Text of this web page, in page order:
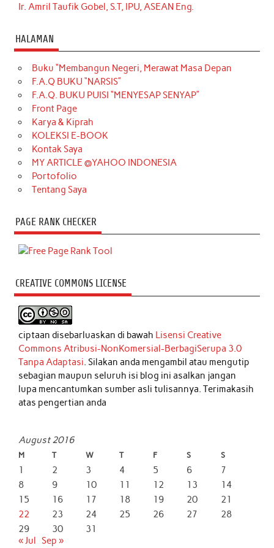
Ir. Amril Taufik Gobel, S.T, IPU, ASEAN Eng.
HALAMAN
Buku “Membangun Negeri, Merawat Masa Depan
F.A.Q BUKU “NARSIS”
F.A.Q. BUKU PUISI “MENYESAP SENYAP”
Front Page
Karya & Kiprah
KOLEKSI E-BOOK
Kontak Saya
MY ARTICLE @YAHOO INDONESIA
Portofolio
Tentang Saya
PAGE RANK CHECKER
CREATIVE COMMONS LICENSE
ciptaan disebarluaskan di bawah Lisensi Creative
Commons Atribusi-NonKomersial-BerbagiSerupa 3.0
Tanpa Adaptasi. Silakan anda mengambil atau mengutip
sebagian maupun seluruh isi blog ini asalkan jangan
lupa mencantumkan sumber asli tulisannya. Terimakasih
atas pengertian anda
August 2016
M T W T F S S
1 2 3 4 5 6
7
8
9 10 11 12 13
14
15
16 17 18 19 20
21
22
23 24 25 26 27
28
29
30
31
« Jul Sep »